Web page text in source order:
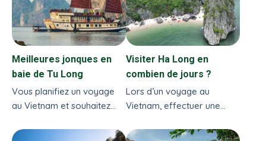
Meilleures jonques en
baie de Tu Long
Vous planifiez un voyage
au Vietnam et souhaitez
baie de Bai Tu Long? Dans
Visiter Ha Long en
combien de jours ?
Lors d’un voyage au
Vietnam, effectuer une
d’Halong fait partie des